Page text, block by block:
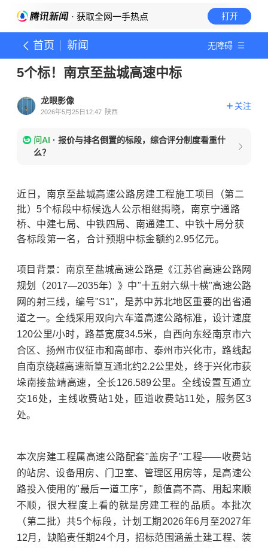
· 获取全网一手热点 打开
首页 新闻 无障碍
5个标！南京至盐城高速中标
龙眼影像
2026年5月25日12:47 陕西
关注
问AI · 报价与排名倒置的标段，综合评分制度看重什
么？
近日，南京至盐城高速公路房建工程施工项目（第二
批）5个标段中标候选人公示相继揭晓， 南京宁通路
桥、中建七局、中铁四局、南通建工、中铁十局分获
各标段第一名，合计预期中标金额约2.95亿元。
项目背景：南京至盐城高速公路是《江苏省高速公路网
规划（2017—2035年）》中"十五射六纵十横"高速公路
网的射三线，编号"S1"，是苏中苏北地区重要的出省通
道之一。全线采用双向六车道高速公路标准，设计速度
120公里/小时，路基宽度34.5米，自西向东经南京市六
合区、扬州市仪征市和高邮市、泰州市兴化市，路线起
自南京绕越高速新篁互通北约2.2公里处，终于兴化市荻
垛南接盐靖高速，全长126.589公里。全线设置互通立
交16处，主线收费站1处，匝道收费站11处，服务区3
处。
本次房建工程属高速公路配套"盖房子"工程——收费站
的站房、设备用房、门卫室、管理区用房等，是高速公
路投入使用的"最后一道工序"，颜值高不高、用起来顺
不顺，很大程度上看的就是房建工程的品质。本批次
（第二批）共5个标段，计划工期2026年6月至2027年
12月，缺陷责任期24个月，招标范围涵盖土建工程、装